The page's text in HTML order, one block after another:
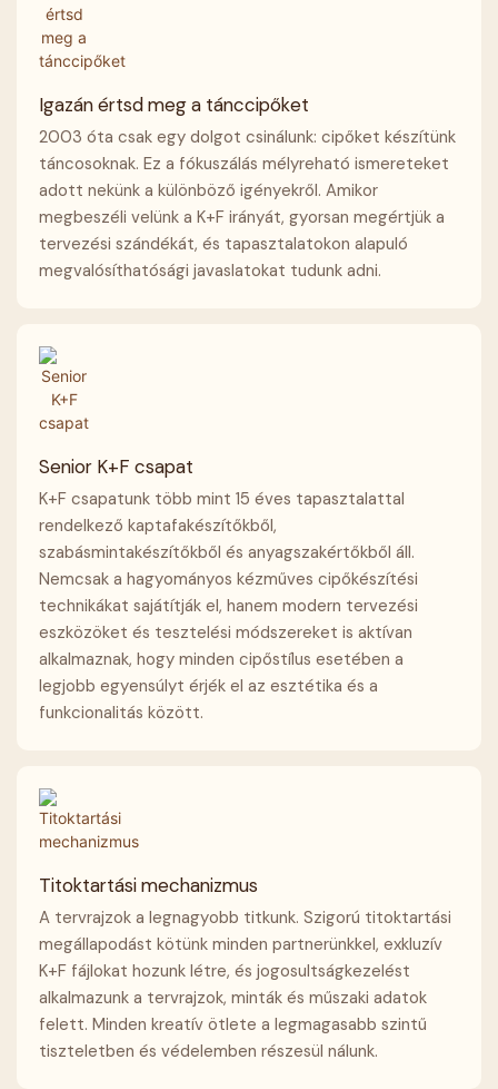
Igazán értsd meg a tánccipőket
2003 óta csak egy dolgot csinálunk: cipőket készítünk
táncosoknak. Ez a fókuszálás mélyreható ismereteket
adott nekünk a különböző igényekről. Amikor
megbeszéli velünk a K+F irányát, gyorsan megértjük a
tervezési szándékát, és tapasztalatokon alapuló
megvalósíthatósági javaslatokat tudunk adni.
Senior K+F csapat
K+F csapatunk több mint 15 éves tapasztalattal
rendelkező kaptafakészítőkből,
szabásmintakészítőkből és anyagszakértőkből áll.
Nemcsak a hagyományos kézműves cipőkészítési
technikákat sajátítják el, hanem modern tervezési
eszközöket és tesztelési módszereket is aktívan
alkalmaznak, hogy minden cipőstílus esetében a
legjobb egyensúlyt érjék el az esztétika és a
funkcionalitás között.
Titoktartási mechanizmus
A tervrajzok a legnagyobb titkunk. Szigorú titoktartási
megállapodást kötünk minden partnerünkkel, exkluzív
K+F fájlokat hozunk létre, és jogosultságkezelést
alkalmazunk a tervrajzok, minták és műszaki adatok
felett. Minden kreatív ötlete a legmagasabb szintű
tiszteletben és védelemben részesül nálunk.